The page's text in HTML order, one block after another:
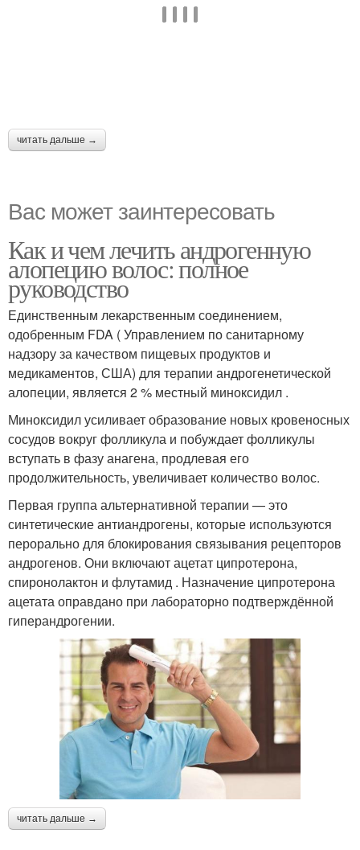
читать дальше →
Вас может заинтересовать
Как и чем лечить андрогенную
алопецию волос: полное
руководство
Единственным лекарственным соединением,
одобренным FDA ( Управлением по санитарному
надзору за качеством пищевых продуктов и
медикаментов, США) для терапии андрогенетической
алопеции, является 2 % местный миноксидил .
Миноксидил усиливает образование новых кровеносных
сосудов вокруг фолликула и побуждает фолликулы
вступать в фазу анагена, продлевая его
продолжительность, увеличивает количество волос.
Первая группа альтернативной терапии — это
синтетические антиандрогены, которые используются
перорально для блокирования связывания рецепторов
андрогенов. Они включают ацетат ципротерона,
спиронолактон и флутамид . Назначение ципротерона
ацетата оправдано при лабораторно подтверждённой
гиперандрогении.
читать дальше →